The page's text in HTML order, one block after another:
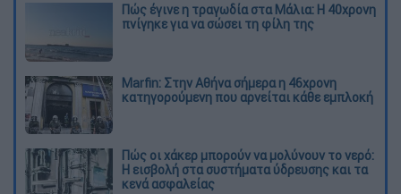
Πώς έγινε η τραγωδία στα Μάλια: Η 40χρονη
πνίγηκε για να σώσει τη φίλη της
Marfin: Στην Αθήνα σήμερα η 46χρονη
κατηγορούμενη που αρνείται κάθε εμπλοκή
Πώς οι χάκερ μπορούν να μολύνουν το νερό:
Η εισβολή στα συστήματα ύδρευσης και τα
κενά ασφαλείας